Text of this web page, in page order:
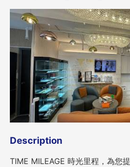
Description
TIME MILEAGE 時光里程，為您